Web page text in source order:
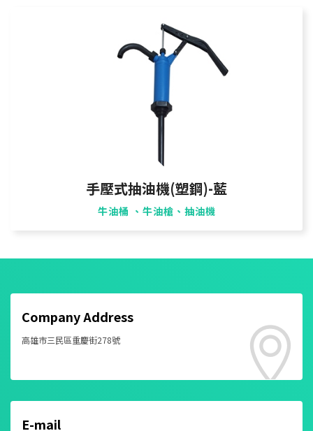
手壓式抽油機(塑鋼)-藍
牛油桶 、牛油槍、抽油機
Company Address
高雄市三民區重慶街278號
E-mail